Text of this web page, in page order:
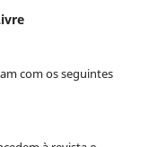
com os seguintes